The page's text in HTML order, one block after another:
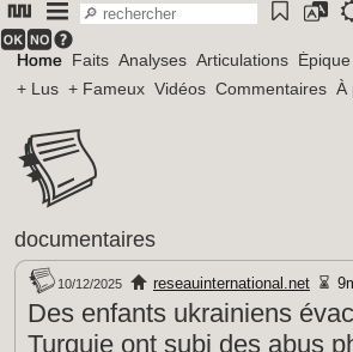
Home Faits Analyses Articulations Épique
+ Lus + Fameux Vidéos Commentaires À
documentaires
10/12/2025 reseauinternational.net
Des enfants ukrainiens
Turquie ont subi des abus